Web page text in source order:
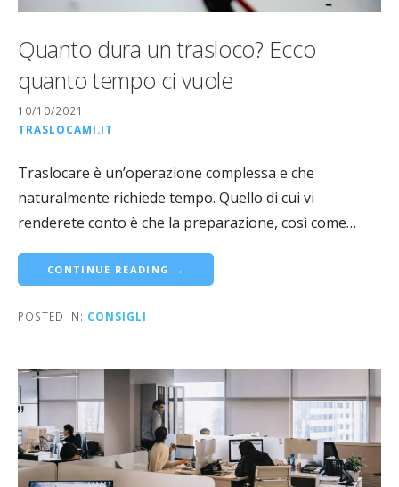
Quanto dura un trasloco? Ecco
quanto tempo ci vuole
10/10/2021
TRASLOCAMI.IT
Traslocare è un’operazione complessa e che
naturalmente richiede tempo. Quello di cui vi
renderete conto è che la preparazione, così come…
CONTINUE READING →
POSTED IN: CONSIGLI